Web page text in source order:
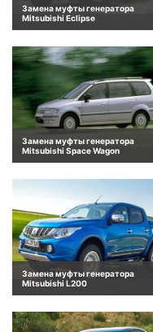
Замена муфты генератора
Mitsubishi Eclipse
Замена муфты генератора
Mitsubishi Space Wagon
Замена муфты генератора
Mitsubishi L200